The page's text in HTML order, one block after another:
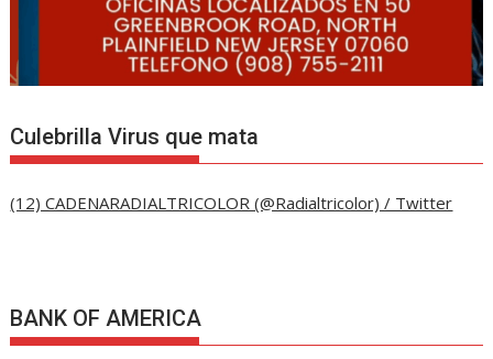
Culebrilla Virus que mata
(12) CADENARADIALTRICOLOR (@Radialtricolor) / Twitter
BANK OF AMERICA